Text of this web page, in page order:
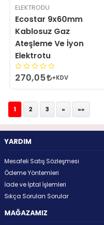
ELEKTRODU
Ecostar 9x60mm
Kablosuz Gaz
Ateşleme Ve İyon
Elektrotu
270,05 +KDV
1 2 3 » »»
YARDIM
Mesafeli Satış Sözleşmesi
Ödeme Yöntemleri
İade ve İptal İşlemleri
Sıkça Sorulan Sorular
MAĞAZAMIZ